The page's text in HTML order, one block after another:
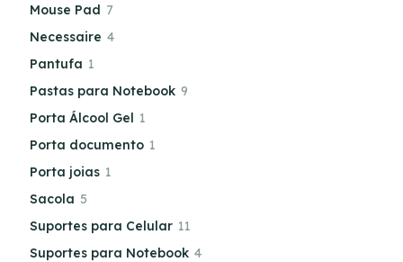
Mouse Pad 7
Necessaire 4
Pantufa 1
Pastas para Notebook 9
Porta Álcool Gel 1
Porta documento 1
Porta joias 1
Sacola 5
Suportes para Celular 11
Suportes para Notebook 4